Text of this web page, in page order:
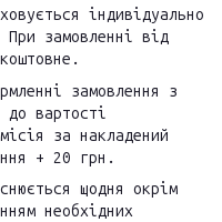
індивідуально
замовленні від
замовлення з
до вартості
за накладений
+ 20 грн.
щодня окрім
необхідних